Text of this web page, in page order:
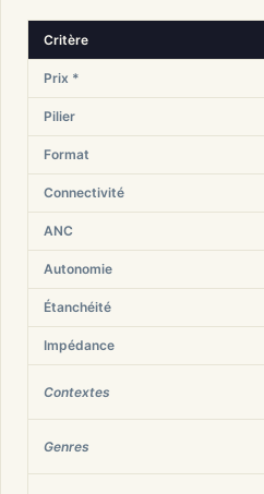
Critère
Prix *
Pilier
Format
Connectivité
ANC
Autonomie
Étanchéité
Impédance
Contextes
Genres